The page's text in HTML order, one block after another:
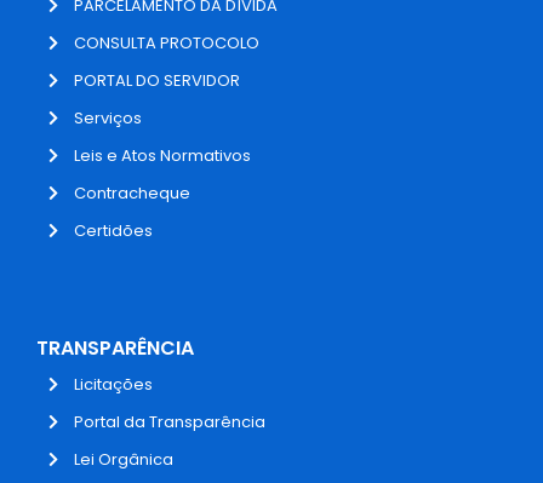
PARCELAMENTO DA DÍVIDA
CONSULTA PROTOCOLO
PORTAL DO SERVIDOR
Serviços
Leis e Atos Normativos
Contracheque
Certidões
TRANSPARÊNCIA
Licitações
Portal da Transparência
Lei Orgânica